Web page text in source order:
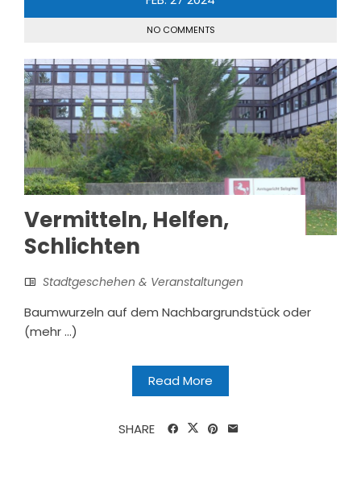
NO COMMENTS
Vermitteln, Helfen,
Schlichten
Stadtgeschehen & Veranstaltungen
Baumwurzeln auf dem Nachbargrundstück oder
(mehr …)
Read More
SHARE